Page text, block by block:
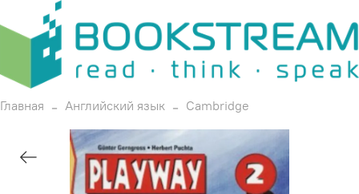
Главная Английский язык Cambridge